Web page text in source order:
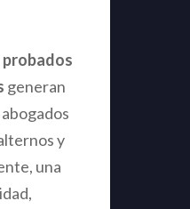
generan
y
una